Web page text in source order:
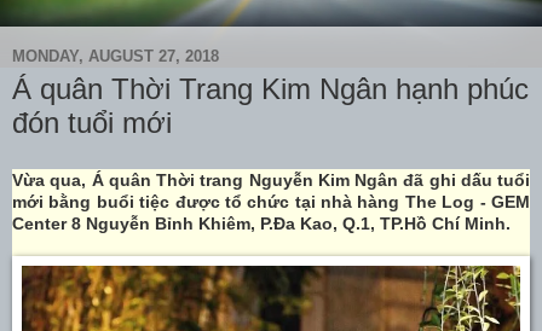
MONDAY, AUGUST 27, 2018
Á quân Thời Trang Kim Ngân hạnh phúc
đón tuổi mới
Vừa qua, Á quân Thời trang Nguyễn Kim Ngân đã ghi dấu tuổi
mới bằng buổi tiệc được tổ chức tại nhà hàng The Log - GEM
Center 8 Nguyễn Bỉnh Khiêm, P.Đa Kao, Q.1, TP.Hồ Chí Minh.